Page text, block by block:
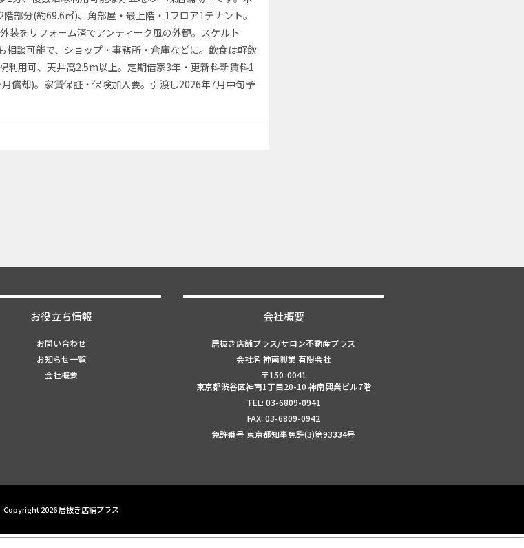
部分(約69.6㎡)、角部屋・最上階・1フロア1テナント。
装をリフォーム済でアンティーク風の外観。スケルト
相談可能で、ショップ・事務所・倉庫などに。飲食は軽飲
利用可、天井高2.5m以上。定期借家3年・更新料新賃料1
償却)。家賃保証・保険加入要。引渡し2026年7月中旬予
お役立ち情報
お問い合わせ
お知らせ一覧
会社概要
会社概要
居抜き店舗プラス/サロン不動産プラス
会社名 神南興業 有限会社
〒150-0041
東京都渋谷区神南1丁目20-10 神南興業ビル7階
TEL: 03-6809-0941
FAX: 03-6809-0942
免許番号 東京都知事免許(3)第93334号
Copyright 2026 居抜き店舗プラス